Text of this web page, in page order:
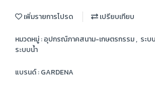
เพิ่มรายการโปรด เปรียบเทียบ
หมวดหมู่ :อุปกรณ์ภาคสนาม-เกษตรกรรม, ระบ
ระบบน้ำ
แบรนด์ :GARDENA